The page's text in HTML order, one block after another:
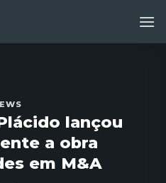
lançou
a obra
em M&A